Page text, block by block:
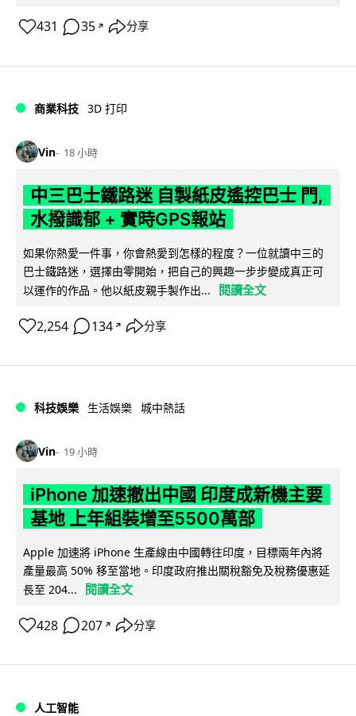
431 35 ↗ 分享
商業科技 3D 打印
Vin 18 小時
中三巴士鐵路迷 自製紙皮遙控巴士 門,
水撥識郁 + 實時GPS報站
如果你熱愛一件事，你會熱愛到怎樣的程度？一位就讀中三的
巴士鐵路迷，選擇由零開始，把自己的興趣一步步變成真正可
以運作的作品。他以紙皮親手製作出...
閱讀全文
2,254 134 ↗ 分享
科技娛樂 生活娛樂 城中熱話
Vin 19 小時
iPhone 加速撤出中國 印度成新機主要
基地 上年組裝增至5500萬部
Apple 加速將 iPhone 生產線由中國轉往印度，目標兩年內將
產量最高 50% 移至當地。印度政府推出關稅豁免及稅務優惠延
長至 204...
閱讀全文
428 207 ↗ 分享
人工智能